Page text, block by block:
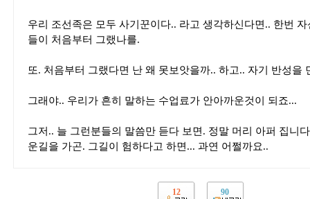
우리 조선족은 모두 사기꾼이다.. 라고 생각하신다면.. 한번
들이 처음부터 그랬나를.
또. 처음부터 그랬다면 난 왜 못보앗을까.. 하고.. 자기 반성을
그래야.. 우리가 흔히 말하는 수업료가 안아까운것이 되죠...
그저.. 늘 그런분들의 말씀만 듣다 보면. 정말 머리 아퍼 집니
운길을 가곤. 그길이 험하다고 하면... 과연 어쩔까요..
12 90